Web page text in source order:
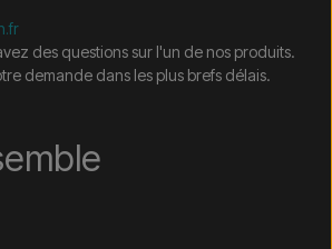
des questions sur l'un de nos produits.
demande dans les plus brefs délais.